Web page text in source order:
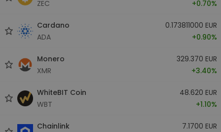
ZEC
+0.70%
Cardano
ADA
0.173811000 EUR
+0.90%
Monero
XMR
329.370 EUR
+3.40%
WhiteBIT Coin
WBT
48.620 EUR
+1.10%
Chainlink
7.1700 EUR